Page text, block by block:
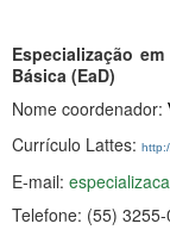
Especialização
Básica (EaD)
Nome coordenador:
Currículo Lattes:
E-mail:
Telefone: (55)